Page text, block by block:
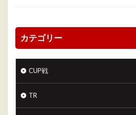
カテゴリー
CUP戦
TR